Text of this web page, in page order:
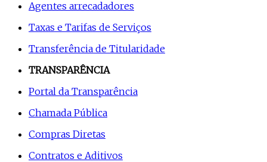
Agentes arrecadadores
Taxas e Tarifas de Serviços
Transferência de Titularidade
TRANSPARÊNCIA
Portal da Transparência
Chamada Pública
Compras Diretas
Contratos e Aditivos